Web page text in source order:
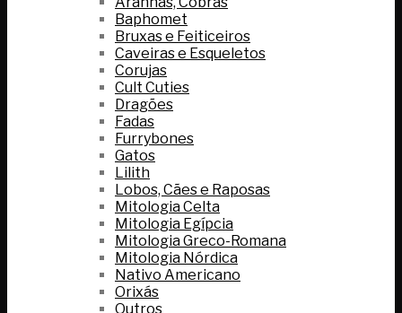
Baphomet
Bruxas e Feiticeiros
Caveiras e Esqueletos
Corujas
Cult Cuties
Dragões
Fadas
Furrybones
Gatos
Lilith
Lobos, Cães e Raposas
Mitologia Celta
Mitologia Egípcia
Mitologia Greco-Romana
Mitologia Nórdica
Nativo Americano
Orixás
Outros